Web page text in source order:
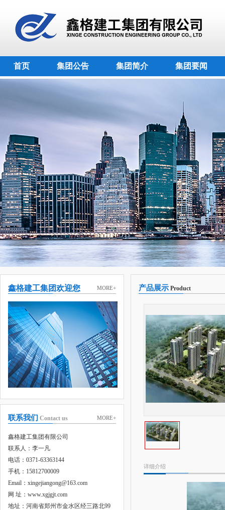
首页 集团公告 集团简介 集团要闻
鑫格建工集团欢迎您 MORE+
联系我们 Contact us MORE+
鑫格建工集团有限公司
联系人：李一凡
电话：0371-63363144
手机：15812700009
Email：xingejiangong@163.com
网 址：www.xgjgjt.com
地址：河南省郑州市金水区经三路北99
产品展示 Product
详细介绍